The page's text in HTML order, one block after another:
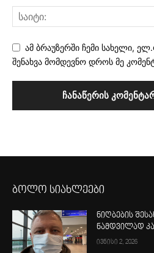
ამ ბრაუზერში ჩემი სახელი,
შენახვა მომდევნო დროს მე
ბოლო სიახლეები
ნიღბების
ნამდვილად
ივნისი 2, 2026